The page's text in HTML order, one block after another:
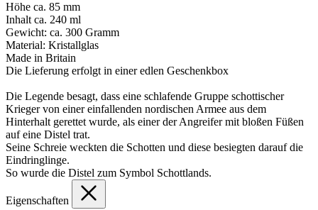
Höhe ca. 85 mm
Inhalt ca. 240 ml
Gewicht: ca. 300 Gramm
Material: Kristallglas
Made in Britain
Die Lieferung erfolgt in einer edlen Geschenkbox
Die Legende besagt, dass eine schlafende Gruppe schottischer
Krieger von einer einfallenden nordischen Armee aus dem
Hinterhalt gerettet wurde, als einer der Angreifer mit bloßen Füßen
auf eine Distel trat.
Seine Schreie weckten die Schotten und diese besiegten darauf die
Eindringlinge.
So wurde die Distel zum Symbol Schottlands.
Eigenschaften